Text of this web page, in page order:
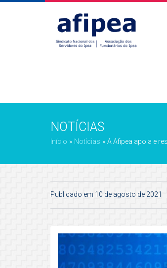
NOTÍCIAS
Início » Notícias » A Afipea apoia e
Publicado em 10 de agosto de 2021